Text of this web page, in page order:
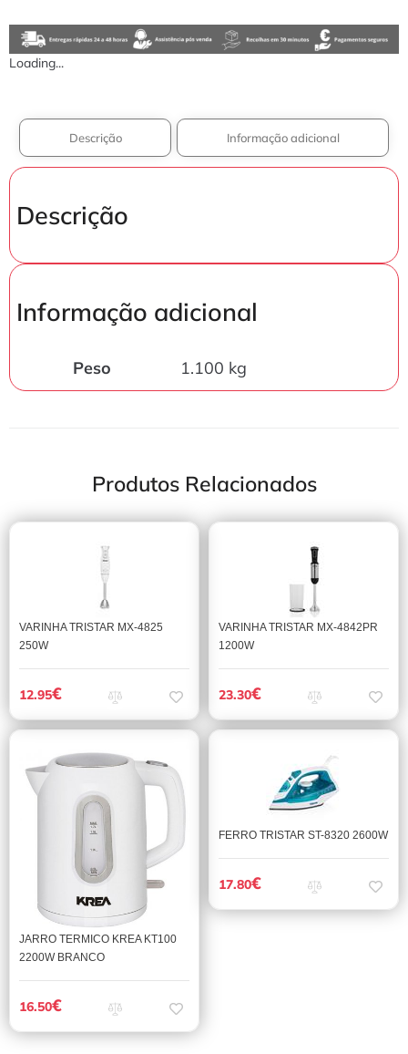
Loading...
Descrição Informação adicional
Descrição
Informação adicional
Peso 1.100 kg
Produtos Relacionados
VARINHA TRISTAR MX-4825
250W
12.95€
VARINHA TRISTAR MX-4842PR
1200W
23.30€
JARRO TERMICO KREA KT100
2200W BRANCO
16.50€
FERRO TRISTAR ST-8320 2600W
17.80€